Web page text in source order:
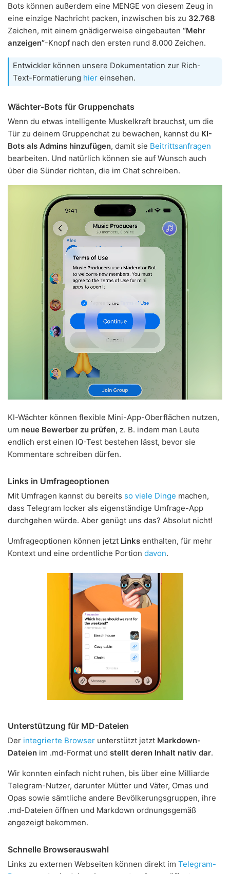
Bots können außerdem eine MENGE von diesem Zeug in
eine einzige Nachricht packen, inzwischen bis zu 32.768
Zeichen, mit einem gnädigerweise eingebauten “Mehr
anzeigen”-Knopf nach den ersten rund 8.000 Zeichen.
Entwickler können unsere Dokumentation zur Rich-
Text-Formatierung hier einsehen.
Wächter-Bots für Gruppenchats
Wenn du etwas intelligente Muskelkraft brauchst, um die
Tür zu deinem Gruppenchat zu bewachen, kannst du KI-
Bots als Admins hinzufügen, damit sie Beitrittsanfragen
bearbeiten. Und natürlich können sie auf Wunsch auch
über die Sünder richten, die im Chat schreiben.
KI-Wächter können flexible Mini-App-Oberflächen nutzen,
um neue Bewerber zu prüfen, z. B. indem man Leute
endlich erst einen IQ-Test bestehen lässt, bevor sie
Kommentare schreiben dürfen.
Links in Umfrageoptionen
Mit Umfragen kannst du bereits so viele Dinge machen,
dass Telegram locker als eigenständige Umfrage-App
durchgehen würde. Aber genügt uns das? Absolut nicht!
Umfrageoptionen können jetzt Links enthalten, für mehr
Kontext und eine ordentliche Portion davon.
Unterstützung für MD-Dateien
Der integrierte Browser unterstützt jetzt Markdown-
Dateien im .md-Format und stellt deren Inhalt nativ dar.
Wir konnten einfach nicht ruhen, bis über eine Milliarde
Telegram-Nutzer, darunter Mütter und Väter, Omas und
Opas sowie sämtliche andere Bevölkerungsgruppen, ihre
.md-Dateien öffnen und Markdown ordnungsgemäß
angezeigt bekommen.
Schnelle Browserauswahl
Links zu externen Webseiten können direkt im Telegram-